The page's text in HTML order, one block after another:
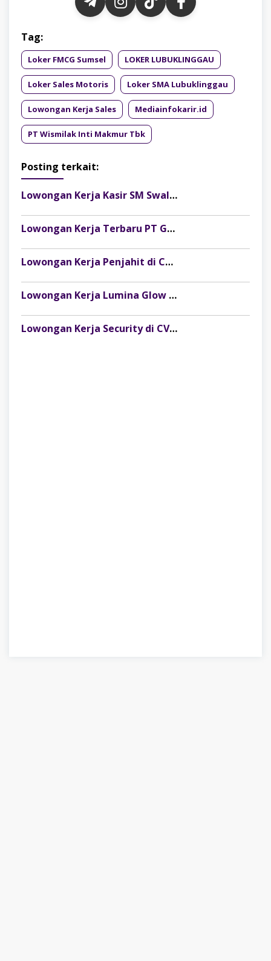
Tag:
Loker FMCG Sumsel LOKER LUBUKLINGGAU
Loker Sales Motoris Loker SMA Lubuklinggau
Lowongan Kerja Sales Mediainfokarir.id
PT Wismilak Inti Makmur Tbk
Posting terkait:
Lowongan Kerja Kasir SM Swalayan Lubuklinggau (SM Group)
Lowongan Kerja Terbaru PT Gelora Citra Kimia Abadi Palembang
Lowongan Kerja Penjahit di CV Dago Bima Perkasa (MRSM Studio) Lubuk Linggau
Lowongan Kerja Lumina Glow Clinic & Salon Palembang Terbaru
Lowongan Kerja Security di CV Indosteel Sumber Berkat Palembang